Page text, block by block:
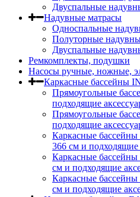
Двуспальные
Надувные матрасы
Односпальные
Полуторные
Двуспальные
Ремкомплекты, подушки
Насосы ручные, ножные,
Каркасные бассейны
Прямоугольные
подходящие
Прямоугольные
подходящие
Каркасные
366 см и подходящие
Каркасные
cм и подходящие
Каркасные
см и подходящие